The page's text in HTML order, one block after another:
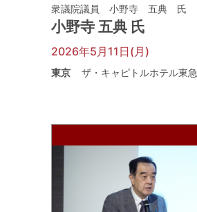
衆議院議員 小野寺 五典 氏
小野寺 五典 氏
2026年5月11日(月)
東京 ザ・キャピトルホテル東急